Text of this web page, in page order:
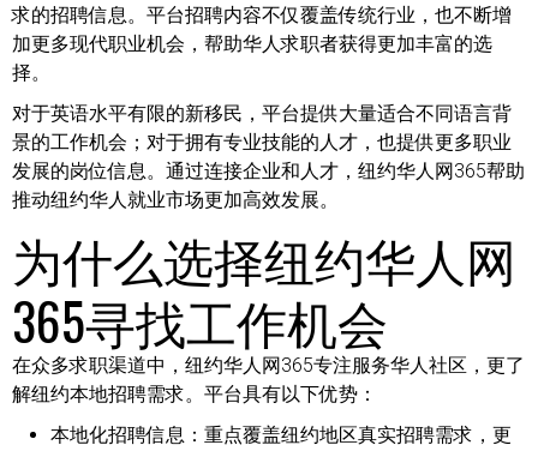
求的招聘信息。平台招聘内容不仅覆盖传统行业，也不断增
加更多现代职业机会，帮助华人求职者获得更加丰富的选
择。
对于英语水平有限的新移民，平台提供大量适合不同语言背
景的工作机会；对于拥有专业技能的人才，也提供更多职业
发展的岗位信息。通过连接企业和人才，纽约华人网365帮助
推动纽约华人就业市场更加高效发展。
为什么选择纽约华人网
365寻找工作机会
在众多求职渠道中，纽约华人网365专注服务华人社区，更了
解纽约本地招聘需求。平台具有以下优势：
本地化招聘信息： 重点覆盖纽约地区真实招聘需求，更